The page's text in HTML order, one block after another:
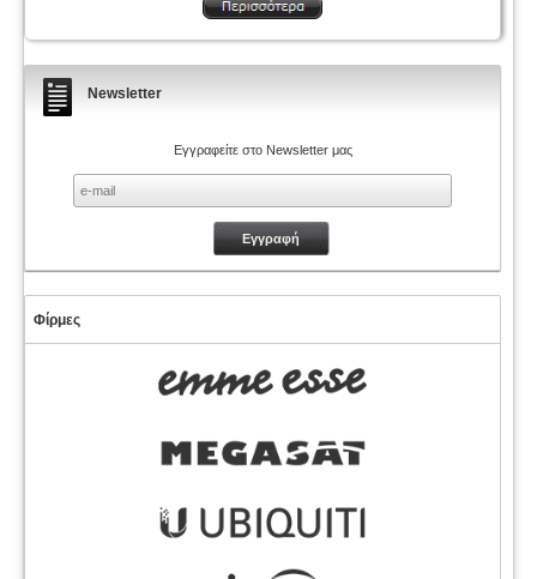
Newsletter
Εγγραφείτε στο Newsletter μας
Φίρμες